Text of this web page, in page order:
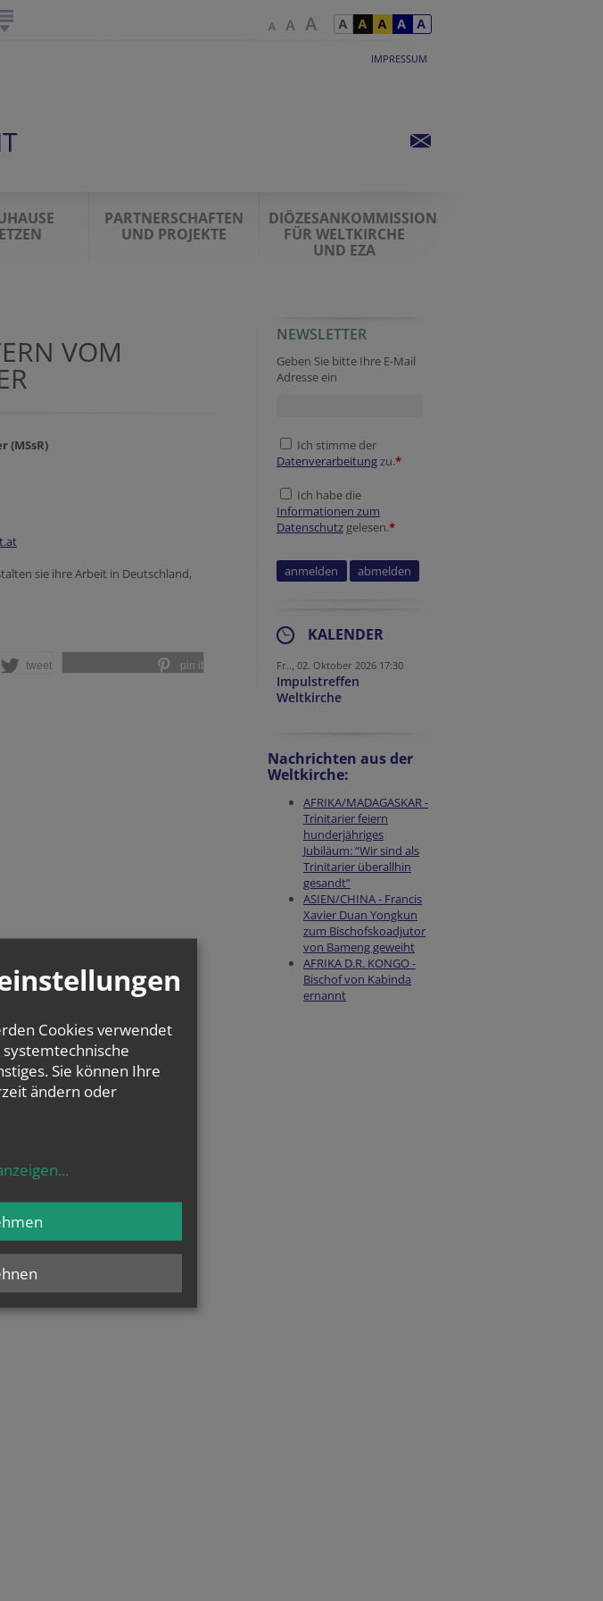
IMPRESSUM
PARTNERSCHAFTEN
UND PROJEKTE
DIÖZESANKOMMISSION
FÜR WELTKIRCHE
UND EZA
VOM
(MSsR)
sie ihre Arbeit in Deutschland,
tweet pin it
NEWSLETTER
Geben Sie bitte Ihre E-Mail
Adresse ein
Ich stimme der
Datenverarbeitungzu.*
Ich habe die
Informationen zum
Datenschutz gelesen.*
KALENDER
Fr.., 02. Oktober 2026 17:30
Impulstreffen
Weltkirche
Nachrichten aus der
Weltkirche:
AFRIKA/MADAGASKAR -
Trinitarier feiern
hunderjähriges
Jubiläum: “Wir sind als
Trinitarier überallhin
gesandt”
ASIEN/CHINA - Francis
Xavier Duan Yongkun
zum Bischofskoadjutor
von Bameng geweiht
AFRIKA D.R. KONGO -
Bischof von Kabinda
ernannt
Cookies verwendet
systemtechnische
Sie können Ihre
ändern oder
...